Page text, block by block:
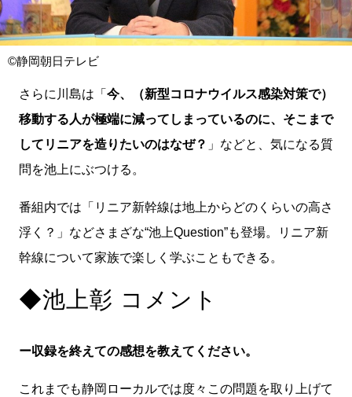
©静岡朝日テレビ
さらに川島は「今、（新型コロナウイルス感染対策で）
移動する人が極端に減ってしまっているのに、そこまで
してリニアを造りたいのはなぜ？ 」などと、気になる質
問を池上にぶつける。
番組内では「リニア新幹線は地上からどのくらいの高さ
浮く？」などさまざな“池上Question”も登場。リニア新
幹線について家族で楽しく学ぶこともできる。
◆池上彰 コメント
ー収録を終えての感想を教えてください。
これまでも静岡ローカルでは度々この問題を取り上げて